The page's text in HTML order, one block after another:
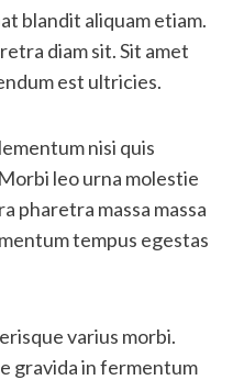
blandit aliquam etiam.
diam sit. Sit amet
est ultricies.
nisi quis
leo urna molestie
pharetra massa massa
tempus egestas
varius morbi.
gravida in fermentum